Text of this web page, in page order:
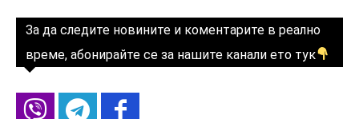
За да следите новините и коментарите в реално
време, абонирайте се за нашите канали ето тук